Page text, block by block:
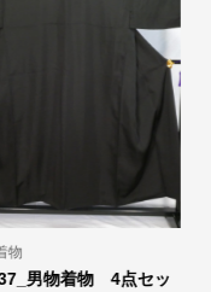
訪問着
No.1061_訪問着 新品仮